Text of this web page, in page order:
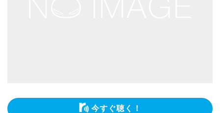
今すぐ聴く！